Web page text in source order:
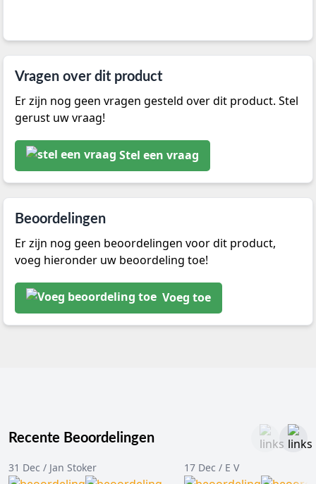
Vragen over dit product
Er zijn nog geen vragen gesteld over dit product. Stel
gerust uw vraag!
Stel een vraag
Beoordelingen
Er zijn nog geen beoordelingen voor dit product,
voeg hieronder uw beoordeling toe!
Voeg toe
Recente Beoordelingen
31 Dec / Jan Stoker 17 Dec / E V